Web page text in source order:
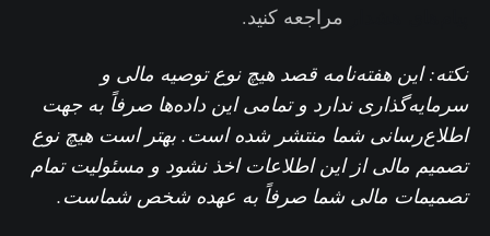
مراجعه کنید.
نکته: این هفته‌نامه قصد هیچ نوع توصیه مالی و
سرمایه‌گذاری ندارد و تمامی این داده‌ها صرفاً به جهت
اطلاع‌رسانی شما منتشر شده است. بهتر است هیچ نوع
تصمیم مالی از این اطلاعات اخذ نشود و مسئولیت تمام
تصمیمات مالی شما صرفاً به عهده شخص شماست.